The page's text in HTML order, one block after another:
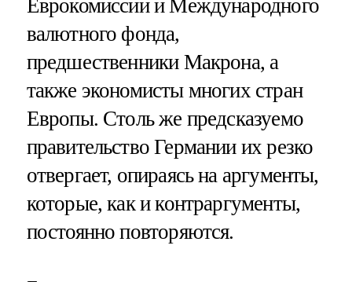
Еврокомиссии и Международного
валютного фонда,
предшественники Макрона, а
также экономисты многих стран
Европы. Столь же предсказуемо
правительство Германии их резко
отвергает, опираясь на аргументы,
которые, как и контраргументы,
постоянно повторяются.